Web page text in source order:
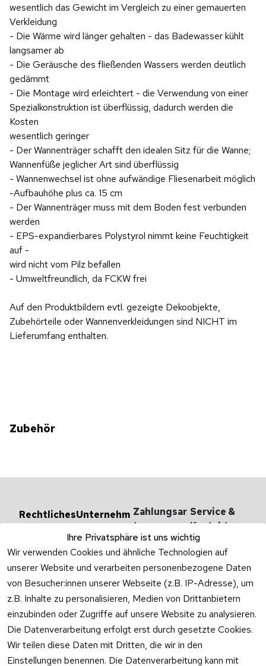
wesentlich das Gewicht im Vergleich zu einer gemauerten
Verkleidung
- Die Wärme wird länger gehalten - das Badewasser kühlt
langsamer ab
- Die Geräusche des fließenden Wassers werden deutlich
gedämmt
- Die Montage wird erleichtert - die Verwendung von einer
Spezialkonstruktion ist überflüssig, dadurch werden die
Kosten
wesentlich geringer
- Der Wannenträger schafft den idealen Sitz für die Wanne;
Wannenfüße jeglicher Art sind überflüssig
- Wannenwechsel ist ohne aufwändige Fliesenarbeit möglich
-Aufbauhöhe plus ca. 15 cm
- Der Wannenträger muss mit dem Boden fest verbunden
werden
- EPS-expandierbares Polystyrol nimmt keine Feuchtigkeit
auf -
wird nicht vom Pilz befallen
- Umweltfreundlich, da FCKW frei
Auf den Produktbildern evtl. gezeigte Dekoobjekte,
Zubehörteile oder Wannenverkleidungen sind NICHT im
Lieferumfang enthalten.
Zubehör
Ihre Privatsphäre ist uns wichtig
Wir verwenden Cookies und ähnliche Technologien auf
unserer Website und verarbeiten personenbezogene Daten
von Besucher:innen unserer Webseite (z.B. IP-Adresse), um
z.B. Inhalte zu personalisieren, Medien von Drittanbietern
einzubinden oder Zugriffe auf unsere Website zu analysieren.
Die Datenverarbeitung erfolgt erst durch gesetzte Cookies.
Wir teilen diese Daten mit Dritten, die wir in den
Einstellungen benennen. Die Datenverarbeitung kann mit
Rechtliches
Impressum
Datenschutzer
klärung
Widerrufsrecht
Vertrag
widerrufen
Unternehm
en
Versandarten
& -kosten
Ab- und
Überlaufgarnit
uren
Zahlungsar
ten
Versandpar
tner
Service &
Kontakt
Haben
Rufen Sie
oder
Sie per